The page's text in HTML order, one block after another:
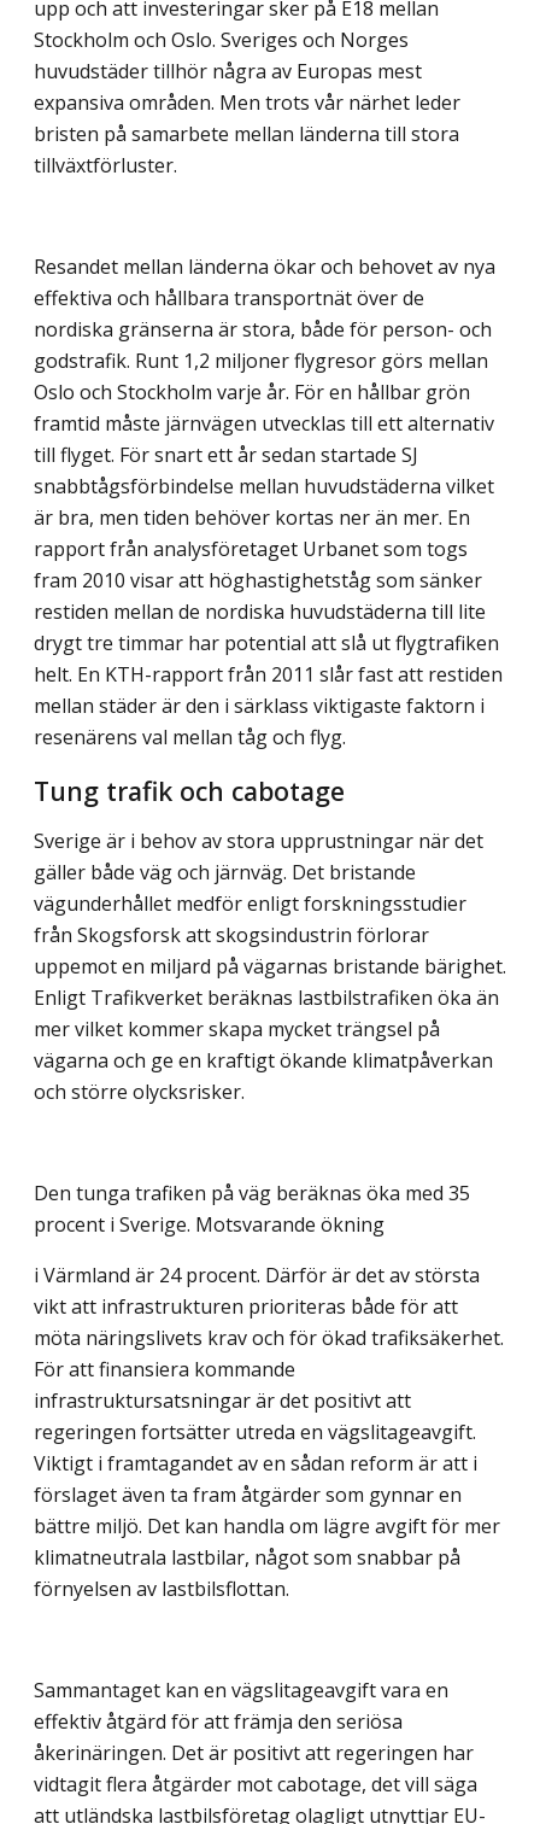
upp och att investeringar sker på E18 mellan
Stockholm och Oslo. Sveriges och Norges
huvudstäder tillhör några av Europas mest
expansiva områden. Men trots vår närhet leder
bristen på samarbete mellan länderna till stora
tillväxtförluster.
Resandet mellan länderna ökar och behovet av nya
effektiva och hållbara transportnät över de
nordiska gränserna är stora, både för person- och
godstrafik. Runt 1,2 miljoner flygresor görs mellan
Oslo och Stockholm varje år. För en hållbar grön
framtid måste järnvägen utvecklas till ett alternativ
till flyget. För snart ett år sedan startade SJ
snabbtågsförbindelse mellan huvudstäderna vilket
är bra, men tiden behöver kortas ner än mer. En
rapport från analysföretaget Urbanet som togs
fram 2010 visar att höghastighetståg som sänker
restiden mellan de nordiska huvudstäderna till lite
drygt tre timmar har potential att slå ut flygtrafiken
helt. En KTH-rapport från 2011 slår fast att restiden
mellan städer är den i särklass viktigaste faktorn i
resenärens val mellan tåg och flyg.
Tung trafik och cabotage
Sverige är i behov av stora upprustningar när det
gäller både väg och järnväg. Det bristande
vägunderhållet medför enligt forskningsstudier
från Skogsforsk att skogsindustrin förlorar
uppemot en miljard på vägarnas bristande bärighet.
Enligt Trafikverket beräknas lastbilstrafiken öka än
mer vilket kommer skapa mycket trängsel på
vägarna och ge en kraftigt ökande klimatpåverkan
och större olycksrisker.
Den tunga trafiken på väg beräknas öka med 35
procent i Sverige. Motsvarande ökning
i Värmland är 24 procent. Därför är det av största
vikt att infrastrukturen prioriteras både för att
möta näringslivets krav och för ökad trafiksäkerhet.
För att finansiera kommande
infrastruktursatsningar är det positivt att
regeringen fortsätter utreda en vägslitageavgift.
Viktigt i framtagandet av en sådan reform är att i
förslaget även ta fram åtgärder som gynnar en
bättre miljö. Det kan handla om lägre avgift för mer
klimatneutrala lastbilar, något som snabbar på
förnyelsen av lastbilsflottan.
Sammantaget kan en vägslitageavgift vara en
effektiv åtgärd för att främja den seriösa
åkerinäringen. Det är positivt att regeringen har
vidtagit flera åtgärder mot cabotage, det vill säga
att utländska lastbilsföretag olagligt utnyttjar EU-